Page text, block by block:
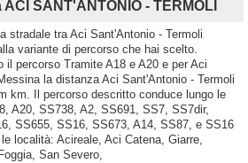
SANT'ANTONIO - TERMOLI
stradale tra Aci Sant'Antonio - Termoli
variante di percorso che hai scelto.
il percorso Tramite A18 e A20 e per Aci
la distanza Aci Sant'Antonio - Termoli
km. Il percorso descritto conduce lungo le
A20, SS738, A2, SS691, SS7, SS7dir,
SS655, SS16, SS673, A14, SS87, e SS16
località: Acireale, Aci Catena, Giarre,
San Severo,